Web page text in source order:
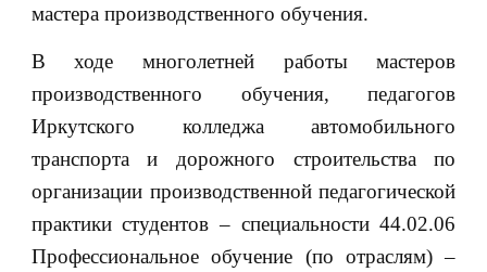
мастера производственного обучения.
В ходе многолетней работы мастеров
производственного обучения, педагогов
Иркутского колледжа автомобильного
транспорта и дорожного строительства по
организации производственной педагогической
практики студентов – специальности 44.02.06
Профессиональное обучение (по отраслям) ‒